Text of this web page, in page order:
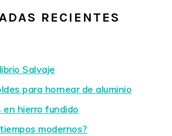
RECIENTES
Salvaje
para hornear de aluminio
en hierro fundido
modernos?